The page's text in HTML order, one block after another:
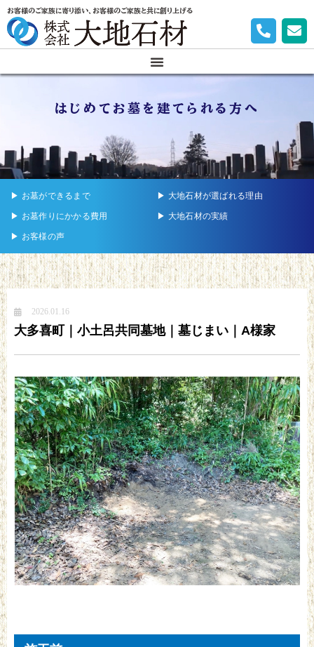
お客様のご家族に寄り添い、お客様のご家族と共に創り上げる
はじめてお墓を建てられる方へ
▶︎ お墓ができるまで ▶︎ 大地石材が選ばれる理由
▶︎ お墓作りにかかる費用 ▶︎ 大地石材の実績
▶︎ お客様の声
2026.01.16
大多喜町｜小土呂共同墓地｜墓じまい｜A様家